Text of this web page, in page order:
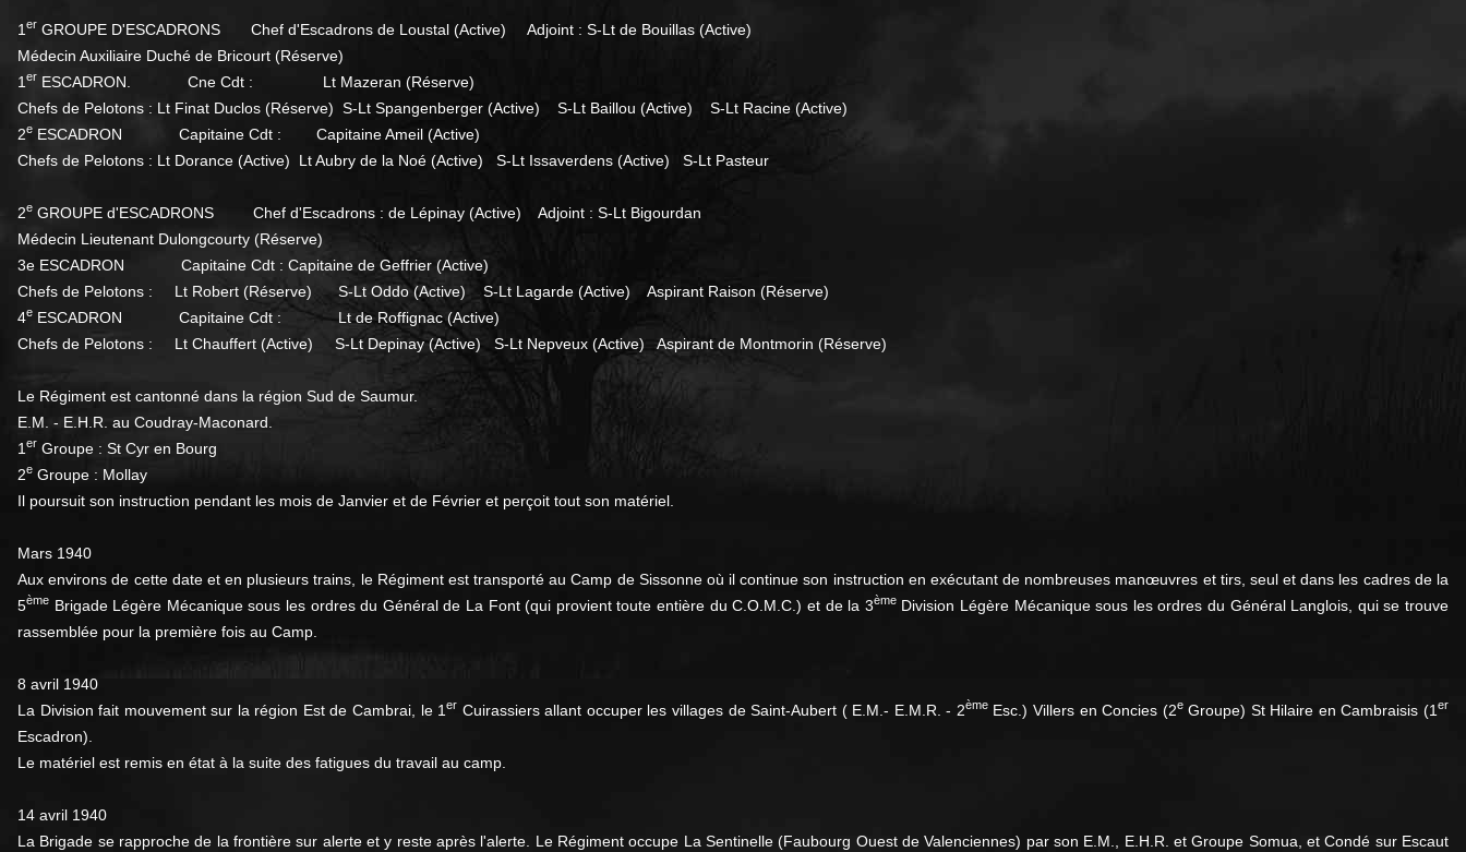
1 er GROUPE D'ESCADRONS Chef d'Escadrons de Loustal (Active) Adjoint : S-Lt de Bouillas (Active)
Médecin Auxiliaire Duché de Bricourt (Réserve)
1 er ESCADRON. Cne Cdt : Lt Mazeran (Réserve)
Chefs de Pelotons : Lt Finat Duclos (Réserve) S-Lt Spangenberger (Active) S-Lt Baillou (Active) S-Lt Racine (Active)
2e ESCADRON Capitaine Cdt : Capitaine Ameil (Active)
Chefs de Pelotons : Lt Dorance (Active) Lt Aubry de la Noé (Active) S-Lt Issaverdens (Active) S-Lt Pasteur
2e GROUPE d'ESCADRONS Chef d'Escadrons : de Lépinay (Active) Adjoint : S-Lt Bigourdan
Médecin Lieutenant Dulongcourty (Réserve)
3e ESCADRON Capitaine Cdt : Capitaine de Geffrier (Active)
Chefs de Pelotons : Lt Robert (Réserve) S-Lt Oddo (Active) S-Lt Lagarde (Active) Aspirant Raison (Réserve)
4e ESCADRON Capitaine Cdt : Lt de Roffignac (Active)
Chefs de Pelotons : Lt Chauffert (Active) S-Lt Depinay (Active) S-Lt Nepveux (Active) Aspirant de Montmorin (Réserve)
Le Régiment est cantonné dans la région Sud de Saumur.
E.M. - E.H.R. au Coudray-Maconard.
1 er Groupe : St Cyr en Bourg
2e Groupe : Mollay
Il poursuit son instruction pendant les mois de Janvier et de Février et perçoit tout son matériel.
Mars 1940
Aux environs de cette date et en plusieurs trains, le Régiment est transporté au Camp de Sissonne où il continue son instruction en exécutant de nombreuses manœuvres et tirs, seul et dans les cadres de la
5ème Brigade Légère Mécanique sous les ordres du Général de La Font (qui provient toute entière du C.O.M.C.) et de la 3èmeDivision Légère Mécanique sous les ordres du Général Langlois, qui se trouve
rassemblée pour la première fois au Camp.
8 avril 1940
La Division fait mouvement sur la région Est de Cambrai, le 1er Cuirassiers allant occuper les villages de Saint-Aubert ( E.M.- E.M.R. - 2èmeEsc.) Villers en Concies (2eGroupe) St Hilaire en Cambraisis (1er
Escadron).
Le matériel est remis en état à la suite des fatigues du travail au camp.
14 avril 1940
La Brigade se rapproche de la frontière sur alerte et y reste après l'alerte. Le Régiment occupe La Sentinelle (Faubourg Ouest de Valenciennes) par son E.M., E.H.R. et Groupe Somua, et Condé sur Escaut